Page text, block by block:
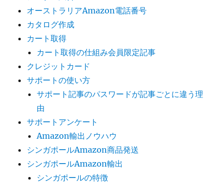
オーストラリアAmazon電話番号
カタログ作成
カート取得
カート取得の仕組み会員限定記事
クレジットカード
サポートの使い方
サポート記事のパスワードが記事ごとに違う理
由
サポートアンケート
Amazon輸出ノウハウ
シンガポールAmazon商品発送
シンガポールAmazon輸出
シンガポールの特徴